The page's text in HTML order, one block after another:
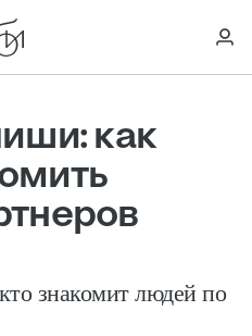
как
знакомит людей по